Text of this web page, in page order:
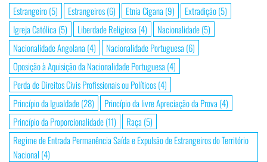
Estrangeiro(5) Estrangeiros(6) Etnia Cigana (9) Extradição(5)
Igreja Católica (5) Liberdade Religiosa (4) Nacionalidade(5)
Nacionalidade Angolana (4) Nacionalidade Portuguesa (6)
Oposição à Aquisição da Nacionalidade Portuguesa (4)
Perda de Direitos Civis Profissionais ou Políticos(4)
Princípio da Igualdade(28) Princípio da livre Apreciação da Prova (4)
Princípio da Proporcionalidade(11) Raça (5)
Regime de Entrada Permanência Saída e Expulsão de Estrangeiros do Território
Nacional (4)